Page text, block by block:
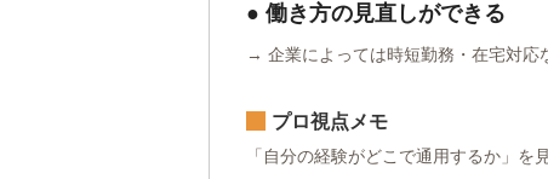
● 働き方の見直しができる
→ 企業によっては時短勤務・在宅対応
プロ視点メモ
「自分の経験がどこで通用するか」を